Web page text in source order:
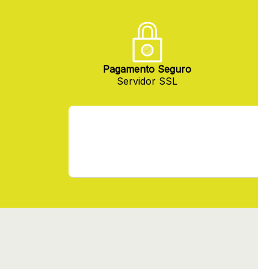
Pagamento Seguro
Servidor SSL